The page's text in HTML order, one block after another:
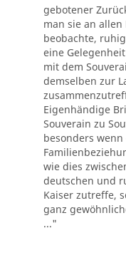
gebotener
man sie an allen
beobachte,
eine
mit dem
demselben zur
Eigenhändige
Souverain zu
besonders
wie dies
deutschen und
Kaiser zutreffe,
ganz
..."